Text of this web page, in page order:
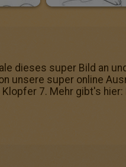
dieses super Bild an
unsere super online
7. Mehr gibt's hier: